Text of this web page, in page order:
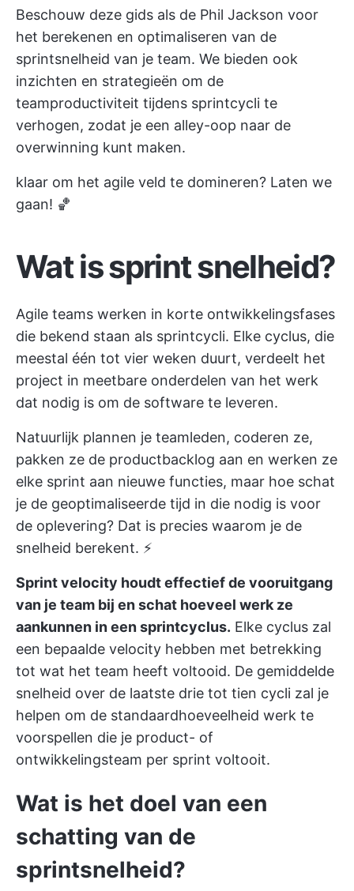
Beschouw deze gids als de Phil Jackson voor
het berekenen en optimaliseren van de
sprintsnelheid van je team. We bieden ook
inzichten en strategieën om de
teamproductiviteit tijdens sprintcycli te
verhogen, zodat je een alley-oop naar de
overwinning kunt maken.
klaar om het agile veld te domineren? Laten we
gaan! 🏀
Wat is sprint snelheid?
Agile teams werken in korte ontwikkelingsfases
die bekend staan als sprintcycli. Elke cyclus, die
meestal één tot vier weken duurt, verdeelt het
project in meetbare onderdelen van het werk
dat nodig is om de software te leveren.
Natuurlijk plannen je teamleden, coderen ze,
pakken ze de productbacklog aan en werken ze
elke sprint aan nieuwe functies, maar hoe schat
je de geoptimaliseerde tijd in die nodig is voor
de oplevering? Dat is precies waarom je de
snelheid berekent. ⚡
Sprint velocity houdt effectief de vooruitgang
van je team bij en schat hoeveel werk ze
aankunnen in een sprintcyclus. Elke cyclus zal
een bepaalde velocity hebben met betrekking
tot wat het team heeft voltooid. De gemiddelde
snelheid over de laatste drie tot tien cycli zal je
helpen om de standaardhoeveelheid werk te
voorspellen die je product- of
ontwikkelingsteam per sprint voltooit.
Wat is het doel van een
schatting van de
sprintsnelheid?